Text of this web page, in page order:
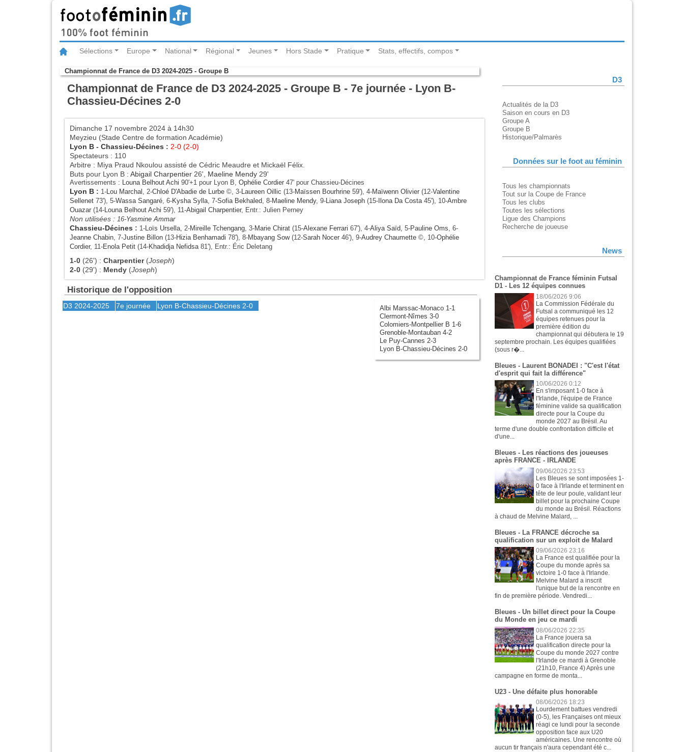
Sélections Europe National Régional Jeunes Hors Stade Pratique Stats, effectifs, compos
Championnat de France de D3 2024-2025 - Groupe B
Championnat de France de D3 2024-2025 - Groupe B - 7e journée - Lyon B-
Chassieu-Décines 2-0
Dimanche 17 novembre 2024 à 14h30
Meyzieu (Stade Centre de formation Académie)
Lyon B - Chassieu-Décines : 2-0 (2-0)
Spectateurs : 110
Arbitre : Miya Praud Nkoulou assisté de Cédric Meaudre et Mickaël Félix.
Buts pour Lyon B : Abigail Charpentier 26', Maeline Mendy 29'
Avertissements : Louna Belhout Achi 90'+1 pour Lyon B, Ophélie Cordier 47' pour Chassieu-Décines
Lyon B : 1- Lou Marchal , 2-Chloé D'Abadie de Lurbe ©, 3- Laureen Oillic (13-Maïssen Bourhrine 59'), 4-Maïwenn Olivier (12-Valentine
Sellenet 73'), 5-Wassa Sangaré , 6-Kysha Sylla , 7-Sofia Bekhaled , 8-Maeline Mendy, 9- Liana Joseph (15- Ilona Da Costa 45'), 10-Ambre
Ouazar (14- Louna Belhout Achi 59'), 11-Abigail Charpentier, Entr.: Julien Perney
Non utilisées : 16-Yasmine Ammar
Chassieu-Décines : 1- Loïs Ursella , 2-Mireille Tchengang , 3-Marie Chirat (15-Alexane Ferrari 67'), 4-Aliya Saïd , 5-Pauline Oms , 6-
Jeanne Chabin , 7-Justine Billon (13-Hizia Benhamadi 78'), 8-Mbayang Sow(12-Sarah Nocer 46'), 9-Audrey Chaumette ©, 10-Ophélie
Cordier, 11-Enola Petit (14-Khadidja Nefidsa 81'), Entr.: Éric Deletang
1-0 (26') : Charpentier(Joseph)
2-0 (29') : Mendy (Joseph)
Historique de l'opposition
D3 2024-2025 7e journée Lyon B-Chassieu-Décines 2-0
Albi Marssac-Monaco 1-1
Clermont-Nîmes 3-0
Colomiers-Montpellier B 1-6
Grenoble-Montauban 4-2
Le Puy-Cannes 2-3
Lyon B-Chassieu-Décines 2-0
D3
Actualités de la D3
Saison en cours en D3
Groupe A
Groupe B
Historique/Palmarès
Données sur le foot au féminin
Tous les championnats
Tout sur la Coupe de France
Tous les clubs
Toutes les sélections
Ligue des Champions
Recherche de joueuse
News
Championnat de France féminin Futsal
D1 - Les 12 équipes connues
18/06/2026 9:06
La Commission Fédérale du
Futsal a communiqué les 12
équipes retenues pour la
première édition du
championnat qui débutera le 19
septembre prochain. Les équipes qualifiées
(sous r�...
Bleues - Laurent BONADEI : "C'est l'état
d'esprit qui fait la différence"
10/06/2026 0:12
En s'imposant 1-0 face à
l'Irlande, l'équipe de France
féminine valide sa qualification
directe pour la Coupe du
monde 2027 au Brésil. Au
terme d'une double confrontation difficile et
d'une...
Bleues - Les réactions des joueuses
après FRANCE - IRLANDE
09/06/2026 23:53
Les Bleues se sont imposées 1-
0 face à l'Irlande et terminent en
tête de leur poule, validant leur
billet pour la prochaine Coupe
du monde au Brésil. Réactions
à chaud de Melvine Malard, ...
Bleues - La FRANCE décroche sa
qualification sur un exploit de Malard
09/06/2026 23:16
La France est qualifiée pour la
Coupe du monde après sa
victoire 1-0 face à l'Irlande.
Melvine Malard a inscrit
l'unique but de la rencontre en
fin de première période. Vendredi...
Bleues - Un billet direct pour la Coupe
du Monde en jeu ce mardi
08/06/2026 22:35
La France jouera sa
qualification directe pour la
Coupe du monde 2027 contre
l'Irlande ce mardi à Grenoble
(21h10, France 4) Après une
campagne en forme de monta...
U23 - Une défaite plus honorable
08/06/2026 18:23
Lourdement battues vendredi
(0-5), les Françaises ont mieux
réagi ce lundi pour la seconde
opposition face aux U20
américaines. Une rencontre où
aucun tir français n'aura cependant été c...